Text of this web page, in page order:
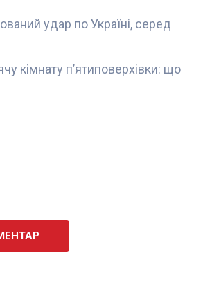
удар по Україні, серед
кімнату п’ятиповерхівки: що